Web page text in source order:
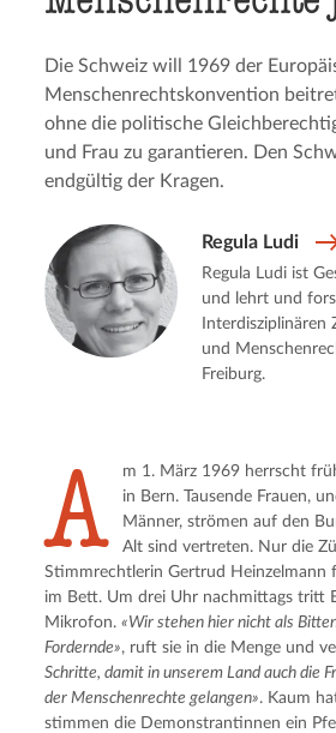
Die Schweiz will 1969 der
Menschenrechtskonvention
ohne die politische
und Frau zu garantieren. Den
endgültig der Kragen.
Regula Ludi
Regula Ludi ist
und lehrt und
und
Freiburg.
A
m 1. März 1969 herrscht
in Bern. Tausende Frauen,
Männer, strömen auf den
Alt sind vertreten. Nur die
Stimmrechtlerin Gertrud Heinzelmann
im Bett. Um drei Uhr nachmittags tritt
Mikrofon. «Wir stehen hier nicht als
Fordernde», ruft sie in die Menge und
Schritte, damit in unserem Land auch die
der Menschenrechte gelangen». Kaum
stimmen die Demonstrantinnen ein